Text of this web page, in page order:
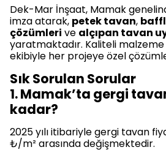
Dek-Mar İnşaat, Mamak
imza atarak, petek tavan,
çözümleri ve alçıpan tavan
yaratmaktadır. Kaliteli
ekibiyle her projeye özel
Sık Sorulan Sorular
1. Mamak’ta gergi
kadar?
2025 yılı itibariyle gergi tavan
₺/m² arasında değişmektedir.